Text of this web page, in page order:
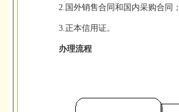
2.国外销售合同和国内采购合同；
3.正本信用证。
办理流程